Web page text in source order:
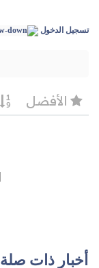
تسجيل الدخول
أخبار ذات صلة